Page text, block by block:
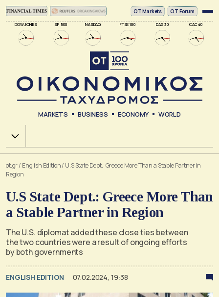
DOW JONES SP 500 NASDAQ FTSE 100 DAX 30 CAC 40
ΟΤ Markets OT Forum
MARKETS BUSINESS ECONOMY WORLD
Χ.Α.
ot.gr/ English Edition/ U.S State Dept.: Greece More Than a Stable Partner in
Region
U.S State Dept.: Greece More Than
a Stable Partner in Region
The U.S. diplomat added these close ties between
the two countries were a result of ongoing efforts
by both governments
ENGLISH EDITION 07.02.2024, 19:38